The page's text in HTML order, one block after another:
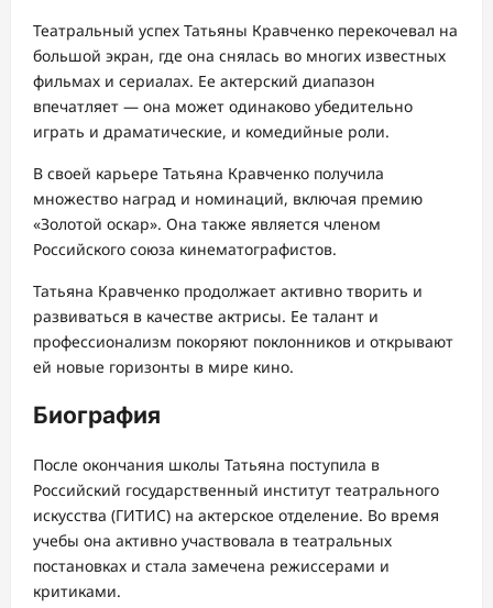
Театральный успех Татьяны Кравченко перекочевал на
большой экран, где она снялась во многих известных
фильмах и сериалах. Ее актерский диапазон
впечатляет — она может одинаково убедительно
играть и драматические, и комедийные роли.
В своей карьере Татьяна Кравченко получила
множество наград и номинаций, включая премию
«Золотой оскар». Она также является членом
Российского союза кинематографистов.
Татьяна Кравченко продолжает активно творить и
развиваться в качестве актрисы. Ее талант и
профессионализм покоряют поклонников и открывают
ей новые горизонты в мире кино.
Биография
После окончания школы Татьяна поступила в
Российский государственный институт театрального
искусства (ГИТИС) на актерское отделение. Во время
учебы она активно участвовала в театральных
постановках и стала замечена режиссерами и
критиками.